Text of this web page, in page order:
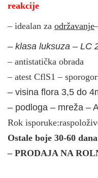
reakcije
– idealan za održavanje
– klasa luksuza – LC
– antistatička obrada
– atest CflS1 –
– visina flora 3,5 do
– podloga – mreža –
Rok
Ostale boje 30-60 dana
– PRODAJA NA